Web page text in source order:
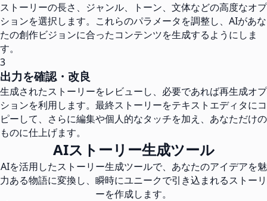
ストーリーの長さ、ジャンル、トーン、文体などの高度なオプ
ションを選択します。これらのパラメータを調整し、AIがあな
たの創作ビジョンに合ったコンテンツを生成するようにしま
す。
3
出力を確認・改良
生成されたストーリーをレビューし、必要であれば再生成オプ
ションを利用します。最終ストーリーをテキストエディタにコ
ピーして、さらに編集や個人的なタッチを加え、あなただけの
ものに仕上げます。
AIストーリー生成ツール
AIを活用したストーリー生成ツールで、あなたのアイデアを魅
力ある物語に変換し、瞬時にユニークで引き込まれるストーリ
ーを作成します。